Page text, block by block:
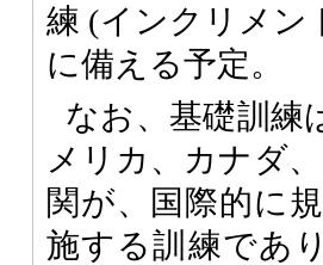
練 (インクリメン
に備える予定。
なお、基礎訓練
メリカ、カナダ
関が、国際的に
施する訓練であ